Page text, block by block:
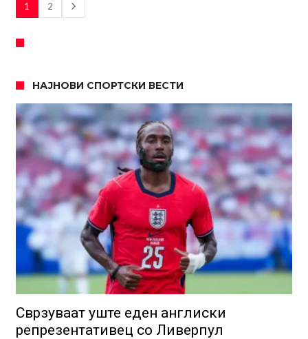
1 2
НАЈНОВИ СПОРТСКИ ВЕСТИ
Сврзуваат уште еден англиски
репрезентативец со Ливерпул